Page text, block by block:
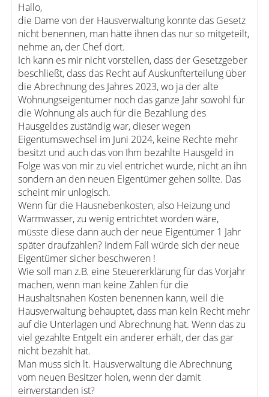
Hallo,
die Dame von der Hausverwaltung konnte das Gesetz
nicht benennen, man hätte ihnen das nur so mitgeteilt,
nehme an, der Chef dort.
Ich kann es mir nicht vorstellen, dass der Gesetzgeber
beschließt, dass das Recht auf Auskunfterteilung über
die Abrechnung des Jahres 2023, wo ja der alte
Wohnungseigentümer noch das ganze Jahr sowohl für
die Wohnung als auch für die Bezahlung des
Hausgeldes zuständig war, dieser wegen
Eigentumswechsel im Juni 2024, keine Rechte mehr
besitzt und auch das von Ihm bezahlte Hausgeld in
Folge was von mir zu viel entrichet wurde, nicht an ihn
sondern an den neuen Eigentümer gehen sollte. Das
scheint mir unlogisch.
Wenn für die Hausnebenkosten, also Heizung und
Warmwasser, zu wenig entrichtet worden wäre,
müsste diese dann auch der neue Eigentümer 1 Jahr
später draufzahlen? Indem Fall würde sich der neue
Eigentümer sicher beschweren !
Wie soll man z.B. eine Steuererklärung für das Vorjahr
machen, wenn man keine Zahlen für die
Haushaltsnahen Kosten benennen kann, weil die
Hausverwaltung behauptet, dass man kein Recht mehr
auf die Unterlagen und Abrechnung hat. Wenn das zu
viel gezahlte Entgelt ein anderer erhält, der das gar
nicht bezahlt hat.
Man muss sich lt. Hausverwaltung die Abrechnung
vom neuen Besitzer holen, wenn der damit
einverstanden ist?